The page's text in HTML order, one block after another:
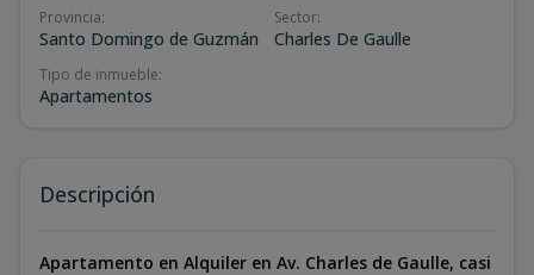
Provincia:
Santo Domingo de Guzmán
Sector:
Charles De Gaulle
Tipo de inmueble:
Apartamentos
Descripción
Apartamento en Alquiler en Av. Charles de Gaulle, casi